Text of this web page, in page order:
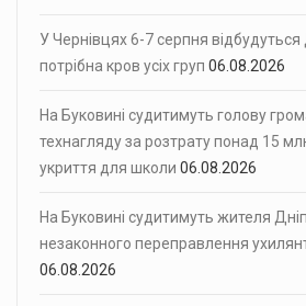
У Чернівцях 6-7 серпня
потрібна кров усіх груп 06.08.2026
На Буковині судитимуть голову
технагляду за розтрату понад 15
укриття для школи 06.08.2026
На Буковині судитимуть жителя
незаконного переправлення
06.08.2026